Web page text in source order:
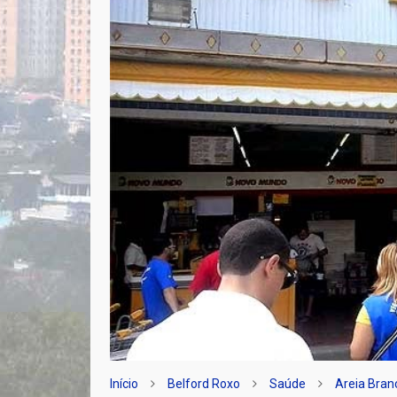
Início Belford Roxo Saúde Areia